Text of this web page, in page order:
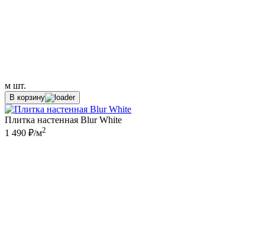
м шт.
В корзину
Плитка настенная Blur White
1 490 ₽/м2